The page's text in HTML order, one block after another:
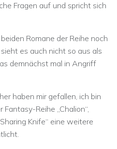
Fragen auf und spricht sich
Romane der Reihe noch
es auch nicht so aus als
demnächst mal in Angriff
haben mir gefallen, ich bin
Reihe „Chalion“,
Knife“ eine weitere